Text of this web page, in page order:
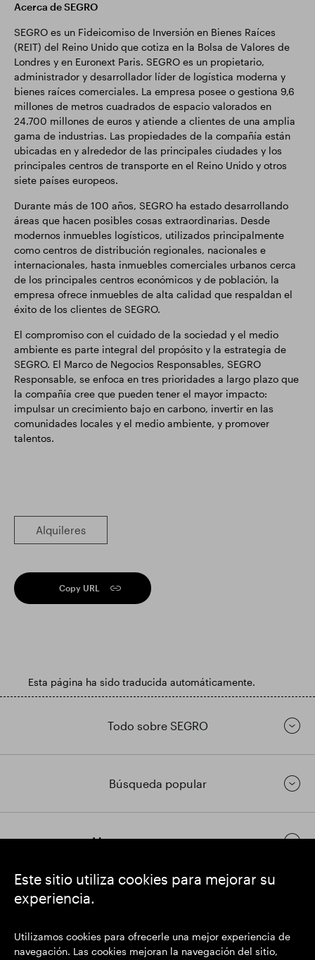
Este sitio utiliza cookies para mejorar su
experiencia.
Utilizamos cookies para ofrecerle una mejor experiencia de
navegación. Las cookies mejoran la navegación del sitio,
Acerca de SEGRO
SEGRO es un Fideicomiso de Inversión en Bienes Raíces
(REIT) del Reino Unido que cotiza en la Bolsa de Valores de
Londres y en Euronext Paris. SEGRO es un propietario,
administrador y desarrollador líder de logística moderna y
bienes raíces comerciales. La empresa posee o gestiona 9,6
millones de metros cuadrados de espacio valorados en
24.700 millones de euros y atiende a clientes de una amplia
gama de industrias. Las propiedades de la compañía están
ubicadas en y alrededor de las principales ciudades y los
principales centros de transporte en el Reino Unido y otros
siete países europeos.
Durante más de 100 años, SEGRO ha estado desarrollando
áreas que hacen posibles cosas extraordinarias. Desde
modernos inmuebles logísticos, utilizados principalmente
como centros de distribución regionales, nacionales e
internacionales, hasta inmuebles comerciales urbanos cerca
de los principales centros económicos y de población, la
empresa ofrece inmuebles de alta calidad que respaldan el
éxito de los clientes de SEGRO.
El compromiso con el cuidado de la sociedad y el medio
ambiente es parte integral del propósito y la estrategia de
SEGRO. El Marco de Negocios Responsables, SEGRO
Responsable, se enfoca en tres prioridades a largo plazo que
la compañía cree que pueden tener el mayor impacto:
impulsar un crecimiento bajo en carbono, invertir en las
comunidades locales y el medio ambiente, y promover
talentos.
Alquileres
Copy URL
Esta página ha sido traducida automáticamente.
Todo sobre SEGRO
Búsqueda popular
Mantenerse en contacto
Domicilio social: 1 New Burlington Place, Londres W1S 2HR